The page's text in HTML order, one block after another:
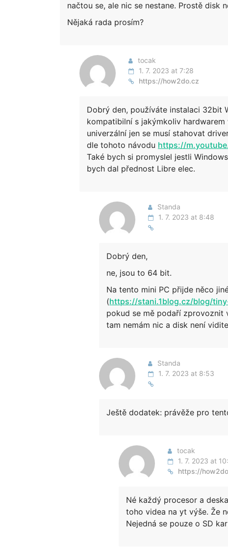
načtou se, ale nic se nestane. Prostě disk
Nějaká rada prosím?
tocak
1. 7. 2023 at 7:28
https://how2do.cz
Dobrý den, používáte instalaci 32bit
kompatibilní s jakýmkoliv
univerzální jen se musí stahovat
dle tohoto návodu https://
Také bych si promyslel jestli
bych dal přednost Libre elec.
Standa
1. 7. 2023 at 8:48
Dobrý den,
ne, jsou to 64 bit.
Na tento mini PC přijde něco
(https://stani.1blog.cz/blog/
pokud se mě podaří zprovoznit
tam nemám nic a disk není
Standa
1. 7. 2023 at 8:53
Ještě dodatek: právěže pro
tocak
1. 7. 2023 at
https://
Né každý procesor a
toho videa na yt výše. Že
Nejedná se pouze o SD